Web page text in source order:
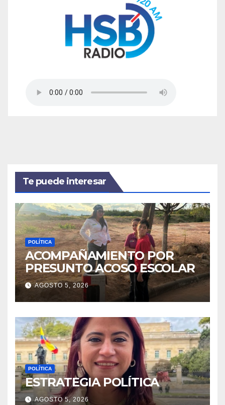
Te puede interesar
POLÍTICA
ACOMPAÑAMIENTO POR
PRESUNTO ACOSO ESCOLAR
AGOSTO 5, 2026
POLÍTICA
ESTRATEGIA POLÍTICA
AGOSTO 5, 2026